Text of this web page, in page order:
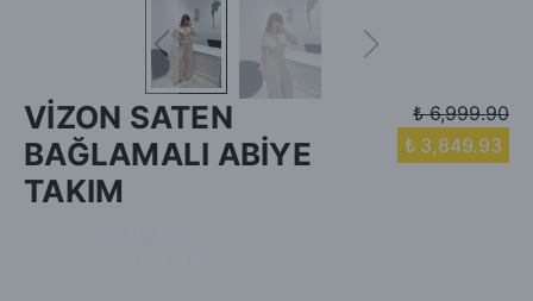
VİZON SATEN
BAĞLAMALI ABİYE
TAKIM
₺ 6,999.90
₺ 3,849.93